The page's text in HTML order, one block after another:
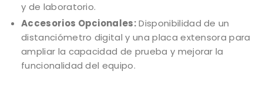
y de laboratorio.
Accesorios Opcionales:Disponibilidad de un
distanciómetro digital y una placa extensora para
ampliar la capacidad de prueba y mejorar la
funcionalidad del equipo.